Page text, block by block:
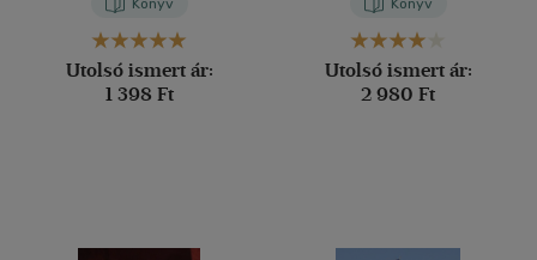
Könyv
Utolsó ismert ár:
1 398 Ft
Könyv
Utolsó ismert ár:
2 980 Ft